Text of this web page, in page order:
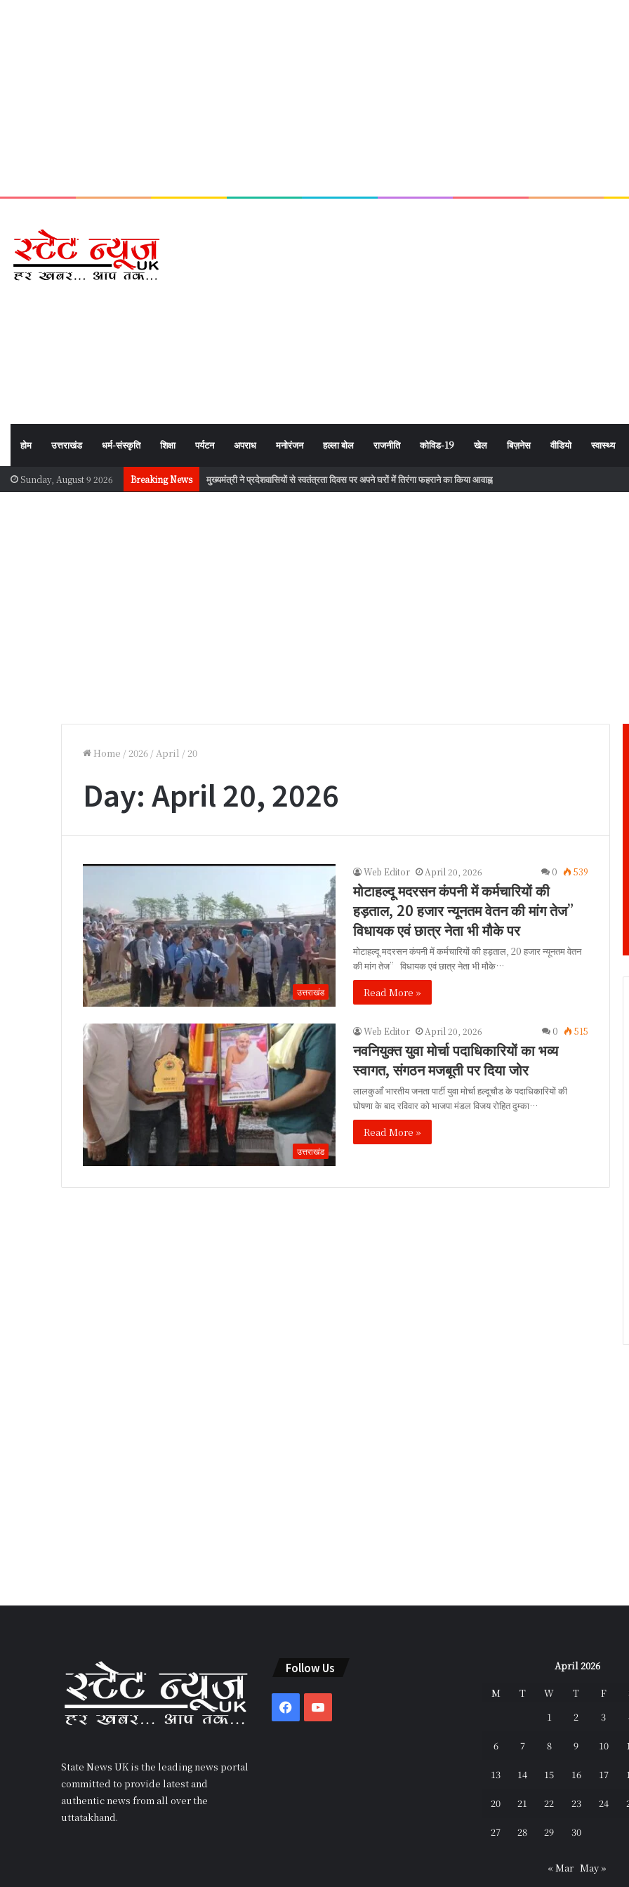
होम उत्तराखंड धर्म-संस्कृति शिक्षा पर्यटन अपराध मनोरंजन हल्ला बोल राजनीति कोविड-19 खेल बिज़नेस वीडियो स्वास्थ्य
Sunday, August 9 2026 Breaking News मुख्यमंत्री ने प्रदेशवासियों से स्वतंत्रता दिवस पर अपने घरों में तिरंगा फहराने का किया आवाह्न
Home /2026 /April /20
Day: April 20, 2026
उत्तराखंड
Web Editor April 20, 2026 0 539
मोटाहल्दू मदरसन कंपनी में कर्मचारियों की
हड़ताल, 20 हजार न्यूनतम वेतन की मांग तेज”
विधायक एवं छात्र नेता भी मौके पर
मोटाहल्दू मदरसन कंपनी में कर्मचारियों की हड़ताल, 20 हजार न्यूनतम वेतन
की मांग तेज” विधायक एवं छात्र नेता भी मौके…
Read More »
उत्तराखंड
Web Editor April 20, 2026 0 515
नवनियुक्त युवा मोर्चा पदाधिकारियों का भव्य
स्वागत, संगठन मजबूती पर दिया जोर
लालकुआँ भारतीय जनता पार्टी युवा मोर्चा हल्दूचौड के पदाधिकारियों की
घोषणा के बाद रविवार को भाजपा मंडल विजय रोहित दुम्का…
Read More »
State News UK is the leading news portal
committed to provide latest and
authentic news from all over the
uttatakhand.
Follow Us
Facebook
April 2026
M T W T F
1
2 3
6 7 8 9 10
13 14 15 16 17
20 21 22 23 24
27 28 29 30
« Mar May »